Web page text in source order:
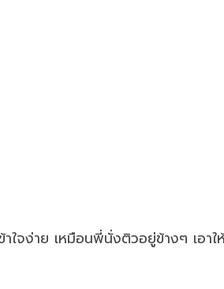
จง่าย เหมือนพี่นั่งติวอยู่ข้างๆ เอาใ